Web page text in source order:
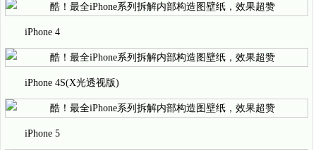
iPhone 4
iPhone 4S(X光透视版)
iPhone 5